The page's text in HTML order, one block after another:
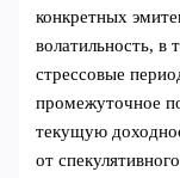
конкретных
волатильность, в
стрессовые
промежуточное
текущую
от